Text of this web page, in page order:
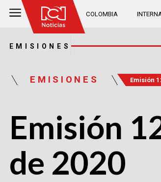
COLOMBIA
EMISIONES
EMISIONES Emisión
Emisión
de 2020